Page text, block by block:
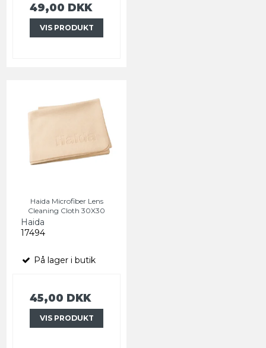
49,00 DKK
VIS PRODUKT
Haida Microfiber Lens
Cleaning Cloth 30X30
Haida
17494
På lager i butik
45,00 DKK
VIS PRODUKT